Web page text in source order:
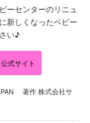
ーセンターのリニュ
新しくなったベビー
い♪
式サイト
著作 株式会社サ